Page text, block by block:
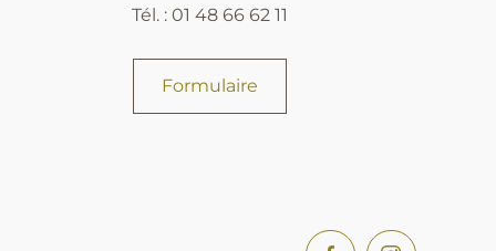
Tél. : 01 48 66 62 11
Formulaire